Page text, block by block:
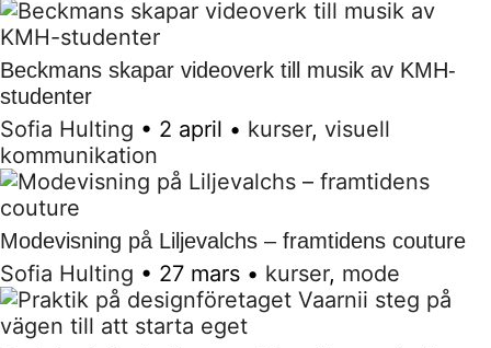
Beckmans skapar videoverk till musik av KMH-
studenter
Sofia Hulting • 2 april • kurser, visuell
kommunikation
Modevisning på Liljevalchs – framtidens couture
Sofia Hulting • 27 mars • kurser, mode